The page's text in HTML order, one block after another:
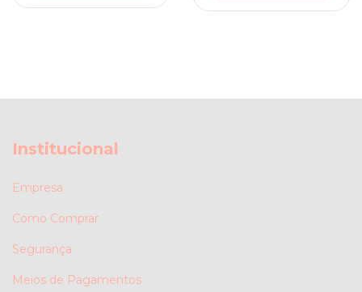
Institucional
Empresa
Como Comprar
Segurança
Meios de Pagamentos